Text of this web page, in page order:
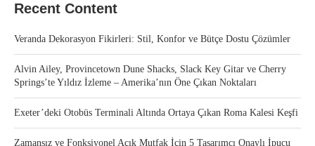
Recent Content
Veranda Dekorasyon Fikirleri: Stil, Konfor ve Bütçe Dostu Çözümler
Alvin Ailey, Provincetown Dune Shacks, Slack Key Gitar ve Cherry
Springs’te Yıldız İzleme – Amerika’nın Öne Çıkan Noktaları
Exeter’deki Otobüs Terminali Altında Ortaya Çıkan Roma Kalesi Keşfi
Zamansız ve Fonksiyonel Açık Mutfak İçin 5 Tasarımcı Onaylı İpucu